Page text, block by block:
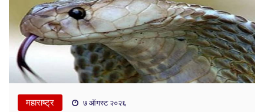
महाराष्ट्र ७ ऑगस्ट २०२६